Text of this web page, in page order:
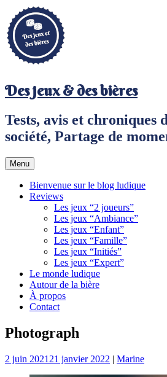
Aller
au
contenu
principal
Des jeux & des bières
Tests, avis et chroniques
société, Partage de
Menu
Bienvenue sur le blog ludique
Reviews
Les jeux “2 joueurs”
Les jeux “Ambiance”
Les jeux “Enfant”
Les jeux “Famille”
Les jeux “Initiés”
Les jeux “Expert”
Le monde ludique
Autour de la bière
À propos
Contact
Photograph
2 juin 2021 21 janvier 2022 | Marine